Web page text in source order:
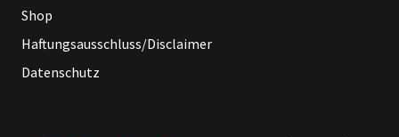
Shop
Haftungsausschluss/Disclaimer
Datenschutz